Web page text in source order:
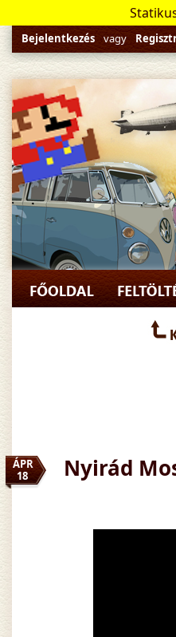
Bejelentkezés vagy
ÁPR
18
Nyirád